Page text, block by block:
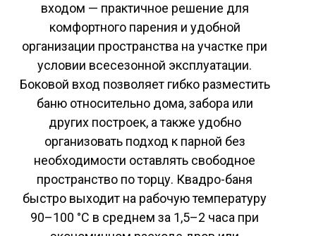
входом — практичное решение для
комфортного парения и удобной
организации пространства на участке при
условии всесезонной эксплуатации.
Боковой вход позволяет гибко разместить
баню относительно дома, забора или
других построек, а также удобно
организовать подход к парной без
необходимости оставлять свободное
пространство по торцу. Квадро-баня
быстро выходит на рабочую температуру
90–100 °C в среднем за 1,5–2 часа при